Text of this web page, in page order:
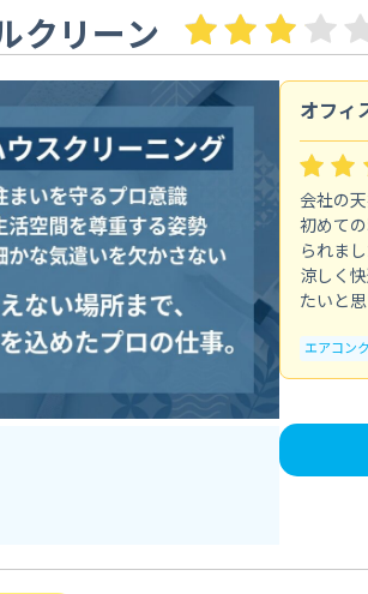
クリーン
オフィ
会社の
初めて
られま
涼しく
たいと思
エアコン